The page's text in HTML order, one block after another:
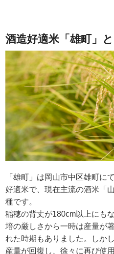
酒造好適米「雄町」
「雄町」は岡山市中区雄町に
好適米で、現在主流の酒米「
種です。
稲穂の背丈が180cm以上にも
培の厳しさから一時は産量が
れた時期もありました。しか
産量が回復し、徐々に再び使